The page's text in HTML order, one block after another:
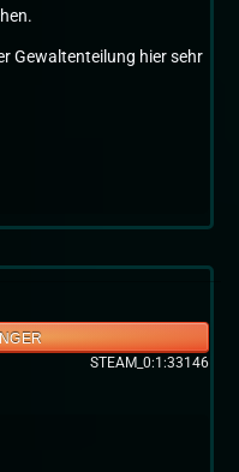
Gewaltenteilung hier sehr
STEAM_0:1:33146